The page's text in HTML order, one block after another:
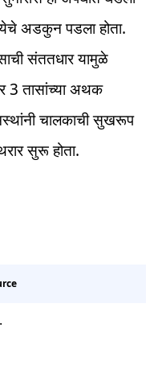
अडकुन पडला होता.
संततधार यामुळे
3 तासांच्या अथक
चालकाची सुखरूप
सुरू होता.